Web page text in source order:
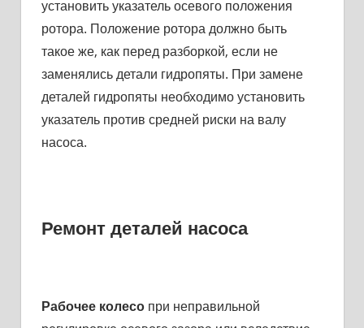
установить указатель осе­вого положения
ротора. Положение ротора должно быть
такое же, как перед разборкой, если не
заменялись детали гидропяты. При замене
деталей гидропяты необходимо установить
указатель против средней риски на валу
насоса.
Ремонт деталей насоса
Рабочее колесо при неправильной